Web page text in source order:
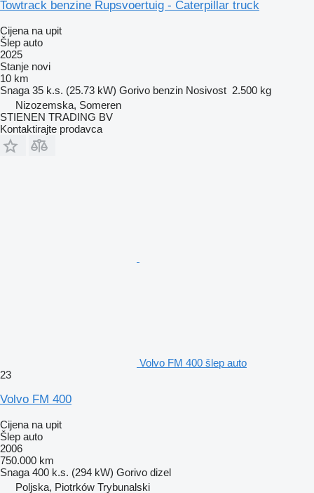
Towtrack benzine Rupsvoertuig - Caterpillar truck
Cijena na upit
Šlep auto
2025
Stanje novi
10 km
Snaga 35 k.s. (25.73 kW) Gorivo benzin Nosivost 2.500 kg
Nizozemska, Someren
STIENEN TRADING BV
Kontaktirajte prodavca
Volvo FM 400 šlep auto
23
Volvo FM 400
Cijena na upit
Šlep auto
2006
750.000 km
Snaga 400 k.s. (294 kW) Gorivo dizel
Poljska, Piotrków Trybunalski